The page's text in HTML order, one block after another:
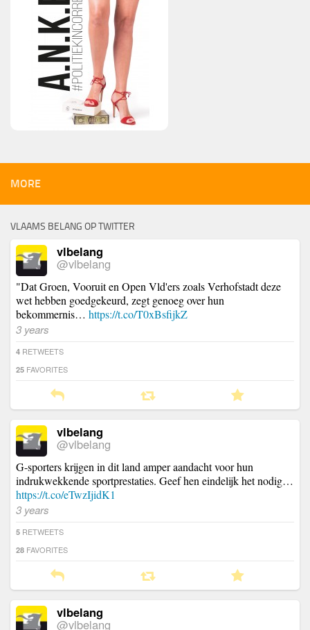
MORE
VLAAMS BELANG OP TWITTER
vlbelang
@vlbelang
"Dat Groen, Vooruit en Open Vld'ers zoals Verhofstadt deze
wet hebben goedgekeurd, zegt genoeg over hun
bekommernis… https://t.co/T0xBsfijkZ
3 years
4 RETWEETS
25 FAVORITES
vlbelang
@vlbelang
G-sporters krijgen in dit land amper aandacht voor hun
indrukwekkende sportprestaties. Geef hen eindelijk het nodig…
https://t.co/eTwzIjidK1
3 years
5 RETWEETS
28 FAVORITES
vlbelang
@vlbelang